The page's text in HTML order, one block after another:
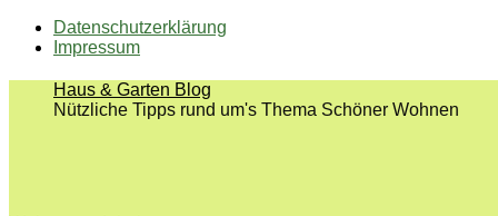
Datenschutzerklärung
Impressum
Haus & Garten Blog
Nützliche Tipps rund um's Thema Schöner Wohnen